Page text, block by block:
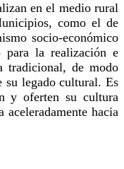
en el medio rural
como el de
socio-económico
para la realización e
tradicional, de modo
su legado cultural. Es
y oferten su cultura
aceleradamente hacia